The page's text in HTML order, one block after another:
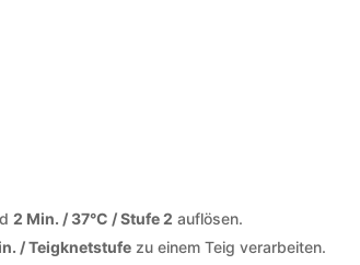
2 Min. / 37°C / Stufe 2 auflösen.
/ Teigknetstufe zu einem Teig verarbeiten.